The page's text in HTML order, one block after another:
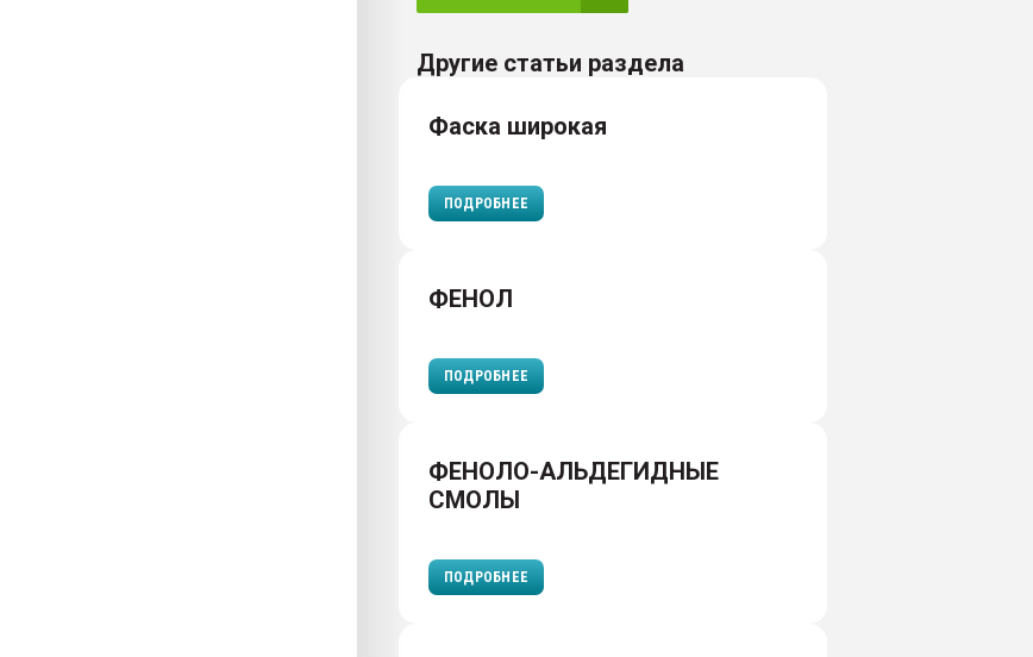
Другие статьи раздела
Фаска широкая
ПОДРОБНЕЕ
ФЕНОЛ
ПОДРОБНЕЕ
ФЕНОЛО-АЛЬДЕГИДНЫЕ
СМОЛЫ
ПОДРОБНЕЕ